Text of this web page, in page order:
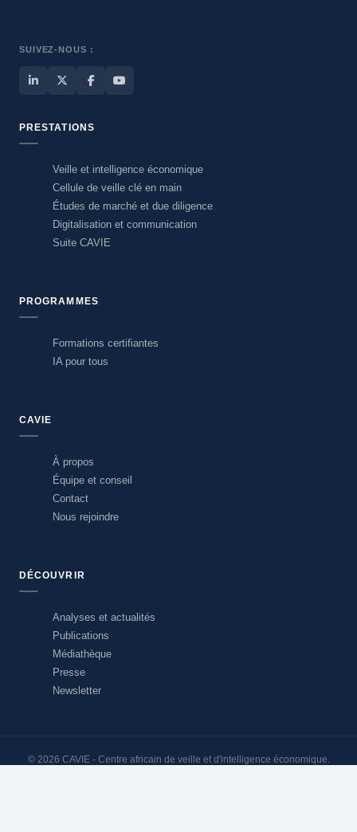
SUIVEZ-NOUS :
PRESTATIONS
Veille et intelligence économique
Cellule de veille clé en main
Études de marché et due diligence
Digitalisation et communication
Suite CAVIE
PROGRAMMES
Formations certifiantes
IA pour tous
CAVIE
À propos
Équipe et conseil
Contact
Nous rejoindre
DÉCOUVRIR
Analyses et actualités
Publications
Médiathèque
Presse
Newsletter
© 2026 CAVIE - Centre africain de veille et d'intelligence économique.